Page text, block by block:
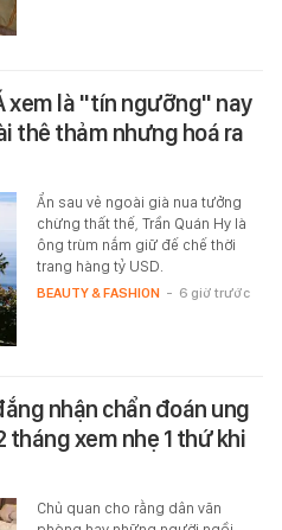
xem là "tín ngưỡng" nay
thê thảm nhưng hoá ra
Ẩn sau vẻ ngoài già nua tưởng
chừng thất thế, Trần Quán Hy là
ông trùm nắm giữ đế chế thời
trang hàng tỷ USD.
BEAUTY & FASHION - 6 giờ trước
nhận chẩn đoán ung
xem nhẹ 1 thứ khi
Chủ quan cho rằng dân văn